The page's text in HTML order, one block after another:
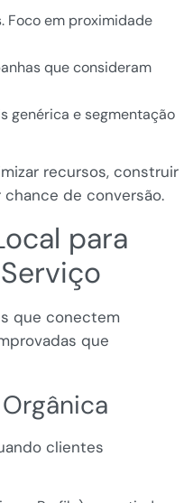
Foco em proximidade
que consideram
genérica e segmentação
recursos, construir
de conversão.
para
que conectem
que
clientes